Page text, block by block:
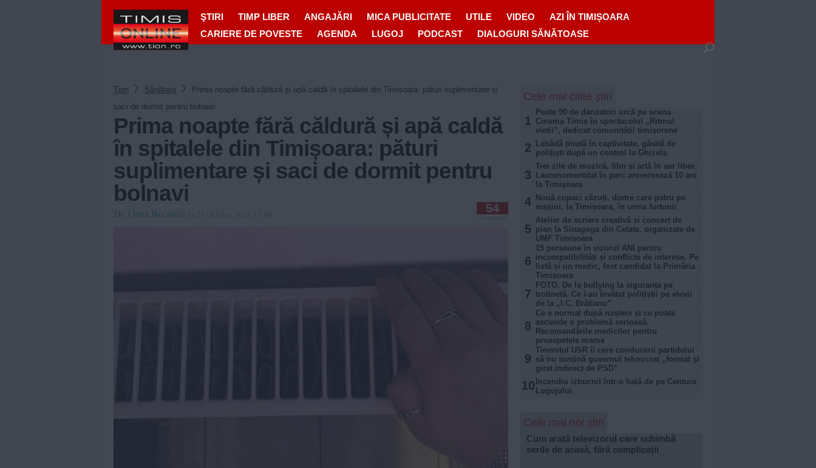
ŞTIRI TIMP LIBER ANGAJĂRI MICA PUBLICITATE UTILE VIDEO
AZI ÎN TIMIȘOARA
CARIERE DE POVESTE
AGENDA LUGOJ PODCAST DIALOGURI SĂNĂTOASE
Tion Sănătate
Prima noapte fără căldură și apă caldă în spitalele din Timișoara: pături suplimentare și
saci de dormit pentru bolnavi
Prima noapte fără căldură și apă caldă
în spitalele din Timișoara: pături
suplimentare și saci de dormit pentru
bolnavi
Oana Bocănici 54
Cele mai citite știri
1
Peste 90 de dansatori urcă pe scena
Cinema Timiș în spectacolul „Ritmul
vieții”, dedicat comunității timișorene
2
Lebădă ținută în captivitate, găsită de
polițiști după un control la Ghizela
3
Trei zile de muzică, film și artă în aer liber.
Launmomentdat în parc aniversează 10 ani
la Timișoara
4
Nouă copaci căzuți, dintre care patru pe
mașini, la Timișoara, în urma furtunii
5
Atelier de scriere creativă și concert de
pian la Sinagoga din Cetate, organizate de
UMF Timișoara
6
15 persoane în vizorul ANI pentru
incompatibilități și conflicte de interese. Pe
listă și un medic, fost candidat la Primăria
Timișoara
7
FOTO. De la bullying la siguranța pe
trotinetă. Ce i-au învățat polițiștii pe elevii
de la „I.C. Brătianu”
8
Ce e normal după naștere și ce poate
ascunde o problemă serioasă.
Recomandările medicilor pentru
proaspetele mame
9
Tineretul USR îi cere conducerii partidului
să nu susțină guvernul tehnocrat „format și
girat indirect de PSD”
10 Incendiu izbucnit într-o hală de pe Centura
Lugojului
Cele mai noi știri
Cum arată televizorul care schimbă
serile de acasă, fără complicații